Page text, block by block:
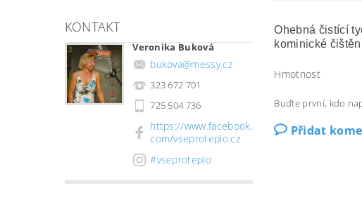
KONTAKT
Veronika Buková
bukova@messy.cz
323 672 701
725 504 736
https://www.facebook.
com/vseproteplo.cz
#vseproteplo
Ohebná čistící
kominické
Hmotnost
Buďte první, kdo
Přidat